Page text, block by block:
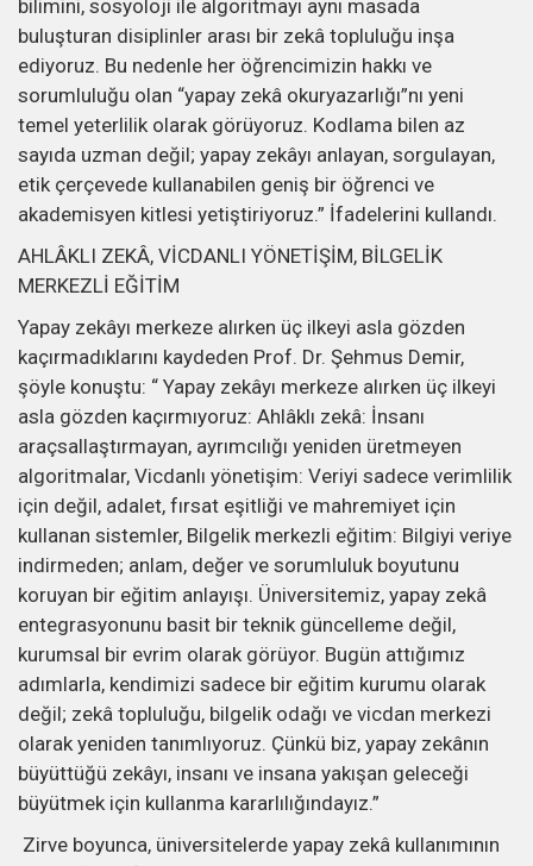
bilimini, sosyoloji ile algoritmayı aynı masada
buluşturan disiplinler arası bir zekâ topluluğu inşa
ediyoruz. Bu nedenle her öğrencimizin hakkı ve
sorumluluğu olan “yapay zekâ okuryazarlığı”nı yeni
temel yeterlilik olarak görüyoruz. Kodlama bilen az
sayıda uzman değil; yapay zekâyı anlayan, sorgulayan,
etik çerçevede kullanabilen geniş bir öğrenci ve
akademisyen kitlesi yetiştiriyoruz.” İfadelerini kullandı.
AHLÂKLI ZEKÂ, VİCDANLI YÖNETİŞİM, BİLGELİK
MERKEZLİ EĞİTİM
Yapay zekâyı merkeze alırken üç ilkeyi asla gözden
kaçırmadıklarını kaydeden Prof. Dr. Şehmus Demir,
şöyle konuştu: “ Yapay zekâyı merkeze alırken üç ilkeyi
asla gözden kaçırmıyoruz: Ahlâklı zekâ: İnsanı
araçsallaştırmayan, ayrımcılığı yeniden üretmeyen
algoritmalar, Vicdanlı yönetişim: Veriyi sadece verimlilik
için değil, adalet, fırsat eşitliği ve mahremiyet için
kullanan sistemler, Bilgelik merkezli eğitim: Bilgiyi veriye
indirmeden; anlam, değer ve sorumluluk boyutunu
koruyan bir eğitim anlayışı. Üniversitemiz, yapay zekâ
entegrasyonunu basit bir teknik güncelleme değil,
kurumsal bir evrim olarak görüyor. Bugün attığımız
adımlarla, kendimizi sadece bir eğitim kurumu olarak
değil; zekâ topluluğu, bilgelik odağı ve vicdan merkezi
olarak yeniden tanımlıyoruz. Çünkü biz, yapay zekânın
büyüttüğü zekâyı, insanı ve insana yakışan geleceği
büyütmek için kullanma kararlılığındayız.”
Zirve boyunca, üniversitelerde yapay zekâ kullanımının